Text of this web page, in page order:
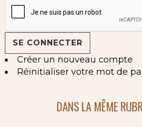
Créer un nouveau compte
Réinitialiser votre mot de
DANS LA MÊME